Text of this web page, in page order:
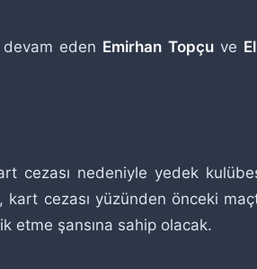
devam eden Emirhan Topçuve
cezası nedeniyle yedek
kart cezası yüzünden önceki
etme şansına sahip olacak.